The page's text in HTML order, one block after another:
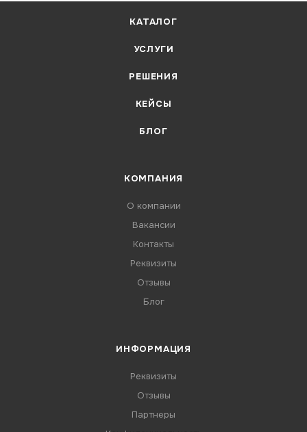
КАТАЛОГ
УСЛУГИ
РЕШЕНИЯ
КЕЙСЫ
БЛОГ
КОМПАНИЯ
О компании
Вакансии
Контакты
Реквизиты
Отзывы
Блог
ИНФОРМАЦИЯ
Реквизиты
Отзывы
Партнеры